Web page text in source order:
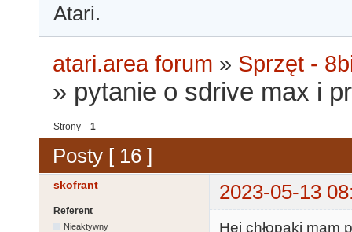
Atari.
atari.area forum » Sprzęt -
» pytanie o sdrive max i
Strony 1
Posty [ 16 ]
skofrant 2023-05-13
Referent
Nieaktywny
Hej chłopaki mam